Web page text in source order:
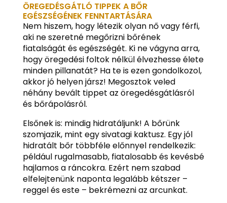
ÖREGEDÉSGÁTLÓ TIPPEK A BŐR
EGÉSZSÉGÉNEK FENNTARTÁSÁRA
Nem hiszem, hogy létezik olyan nő vagy férfi,
aki ne szeretné megőrizni bőrének
fiatalságát és egészségét. Ki ne vágyna arra,
hogy öregedési foltok nélkül élvezhesse élete
minden pillanatát? Ha te is ezen gondolkozol,
akkor jó helyen jársz! Megosztok veled
néhány bevált tippet az öregedésgátlásról
és bőrápolásról.
Elsőnek is: mindig hidratáljunk! A bőrünk
szomjazik, mint egy sivatagi kaktusz. Egy jól
hidratált bőr többféle előnnyel rendelkezik:
például rugalmasabb, fiatalosabb és kevésbé
hajlamos a ráncokra. Ezért nem szabad
elfelejtenünk naponta legalább kétszer –
reggel és este – bekrémezni az arcunkat.